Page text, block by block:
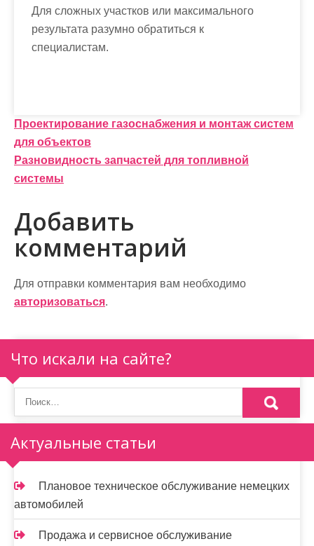
Для сложных участков или максимального
результата разумно обратиться к
специалистам.
Н
а
в
и
г
а
ц
и
я
п
о
з
а
п
и
с
Проектирование газоснабжения и монтаж систем
для объектов
Разновидность запчастей для топливной
системы
Добавить
комментарий
Для отправки комментария вам необходимо
авторизоваться.
Что искали на сайте?
Актуальные статьи
Плановое техническое обслуживание немецких
автомобилей
Продажа и сервисное обслуживание